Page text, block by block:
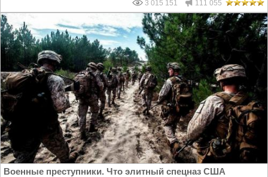
3 015 151 111 055
Военные преступники. Что элитный спецназ США